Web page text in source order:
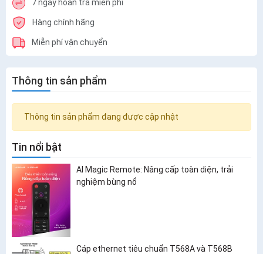
7 ngày hoàn trả miễn phí
Hàng chính hãng
Miễn phí vận chuyển
Thông tin sản phẩm
Thông tin sản phẩm đang được cập nhật
Tin nổi bật
AI Magic Remote: Nâng cấp toàn diện, trải
nghiệm bùng nổ
Cáp ethernet tiêu chuẩn T568A và T568B